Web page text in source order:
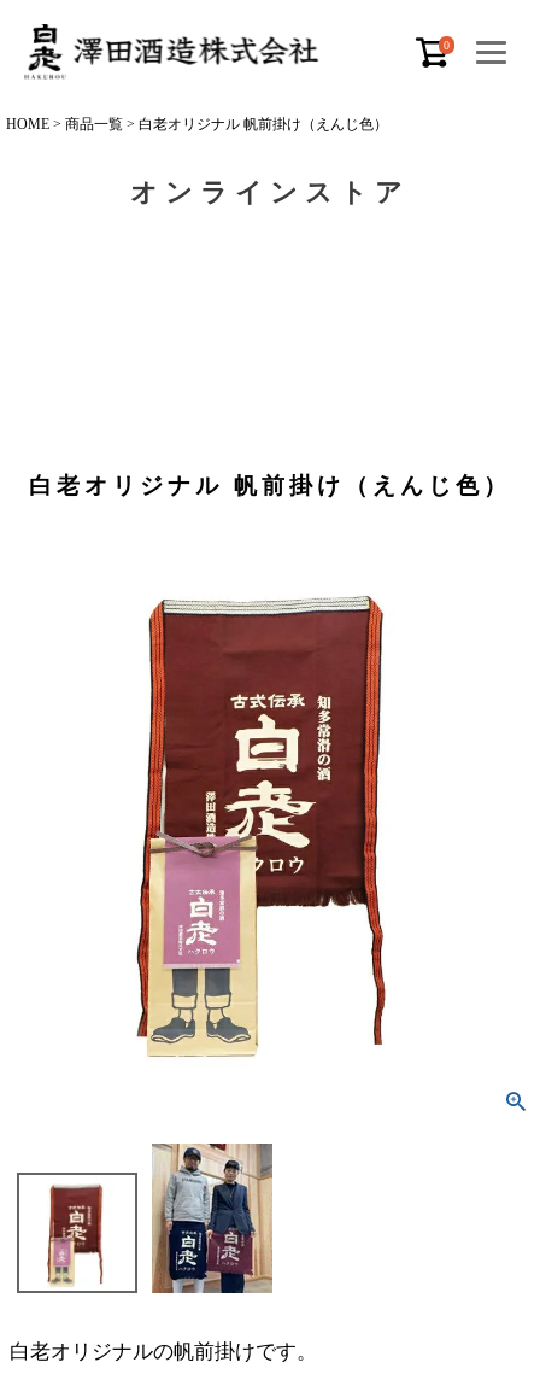
0
HOME 商品一覧 白老オリジナル 帆前掛け（えんじ色）
オンラインストア
白老オリジナル 帆前掛け（えんじ色）
白老オリジナルの帆前掛けです。